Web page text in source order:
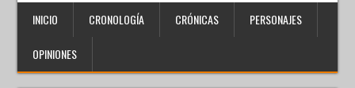
INICIO CRONOLOGÍA CRÓNICAS PERSONAJES
OPINIONES